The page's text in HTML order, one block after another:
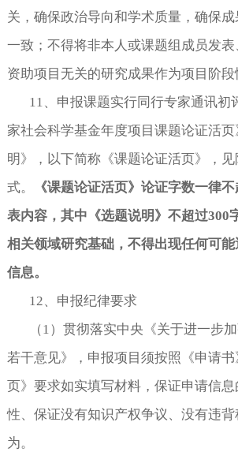
关，确保政治导向和学术质量，确保
一致；不得将非本人或课题组成员发
资助项目无关的研究成果作为项目阶段
11、申报课题实行同行专家通讯初
家社会科学基金年度项目课题论证活
明》，以下简称《课题论证活页》，见
式。
《课题论证活页》论证字数一律
表内容，其中《选题说明》不超过300
相关领域研究基础， 不得出现任何可
信息。
12、申报纪律要求
（1 ）贯彻落实中央《关于进一步
若干意见》，申报项目须按照《申请
页》要求如实填写材料，保证申请信
性、保证没有知识产权争议、没有违
为。